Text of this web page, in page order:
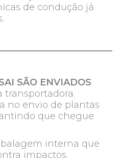
de condução já
SÃO ENVIADOS
transportadora.
no envio de plantas
que chegue
interna que
impactos.